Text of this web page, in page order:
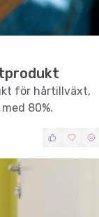
för hårtillväxt,
80%.